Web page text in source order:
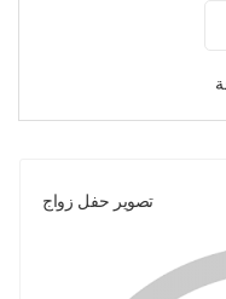
تصوير حفل زواج